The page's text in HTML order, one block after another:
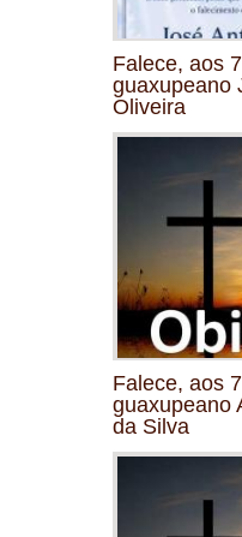
Falece, aos
guaxupeano
Oliveira
Falece, aos
guaxupeano
da Silva